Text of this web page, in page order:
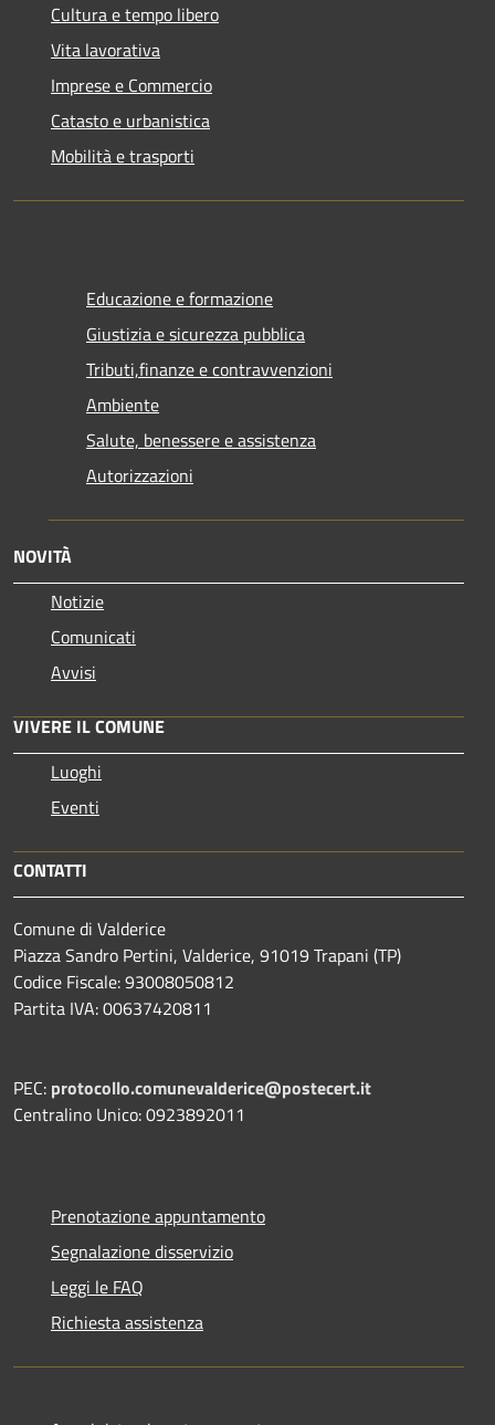
Cultura e tempo libero
Vita lavorativa
Imprese e Commercio
Catasto e urbanistica
Mobilità e trasporti
Educazione e formazione
Giustizia e sicurezza pubblica
Tributi,finanze e contravvenzioni
Ambiente
Salute, benessere e assistenza
Autorizzazioni
NOVITÀ
Notizie
Comunicati
Avvisi
VIVERE IL COMUNE
Luoghi
Eventi
CONTATTI
Comune di Valderice
Piazza Sandro Pertini, Valderice, 91019 Trapani (TP)
Codice Fiscale: 93008050812
Partita IVA: 00637420811
PEC: protocollo.comunevalderice@postecert.it
Centralino Unico: 0923892011
Prenotazione appuntamento
Segnalazione disservizio
Leggi le FAQ
Richiesta assistenza